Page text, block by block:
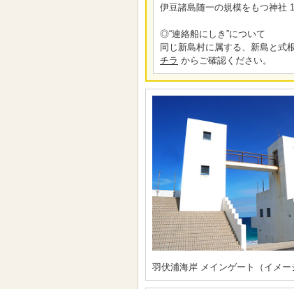
伊豆諸島随一の規模をもつ神社
◎“連絡船にしき”について
同じ新島村に属する、新島と式
チラ からご確認ください。
羽伏浦海岸 メインゲート（イメー